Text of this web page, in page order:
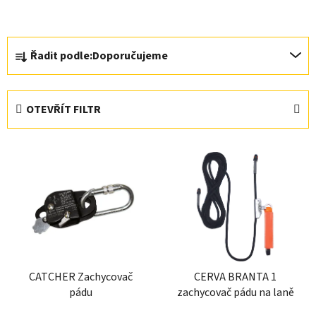
z
Řadit podle:Doporučujeme
OTEVŘÍT FILTR
CATCHER Zachycovač
pádu
CERVA BRANTA 1
zachycovač pádu na laně